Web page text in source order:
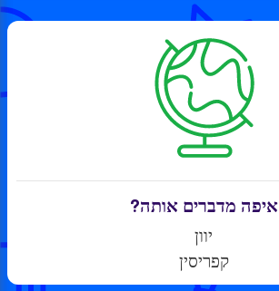
איפה מדברים אותה?
יוון
קפריסין